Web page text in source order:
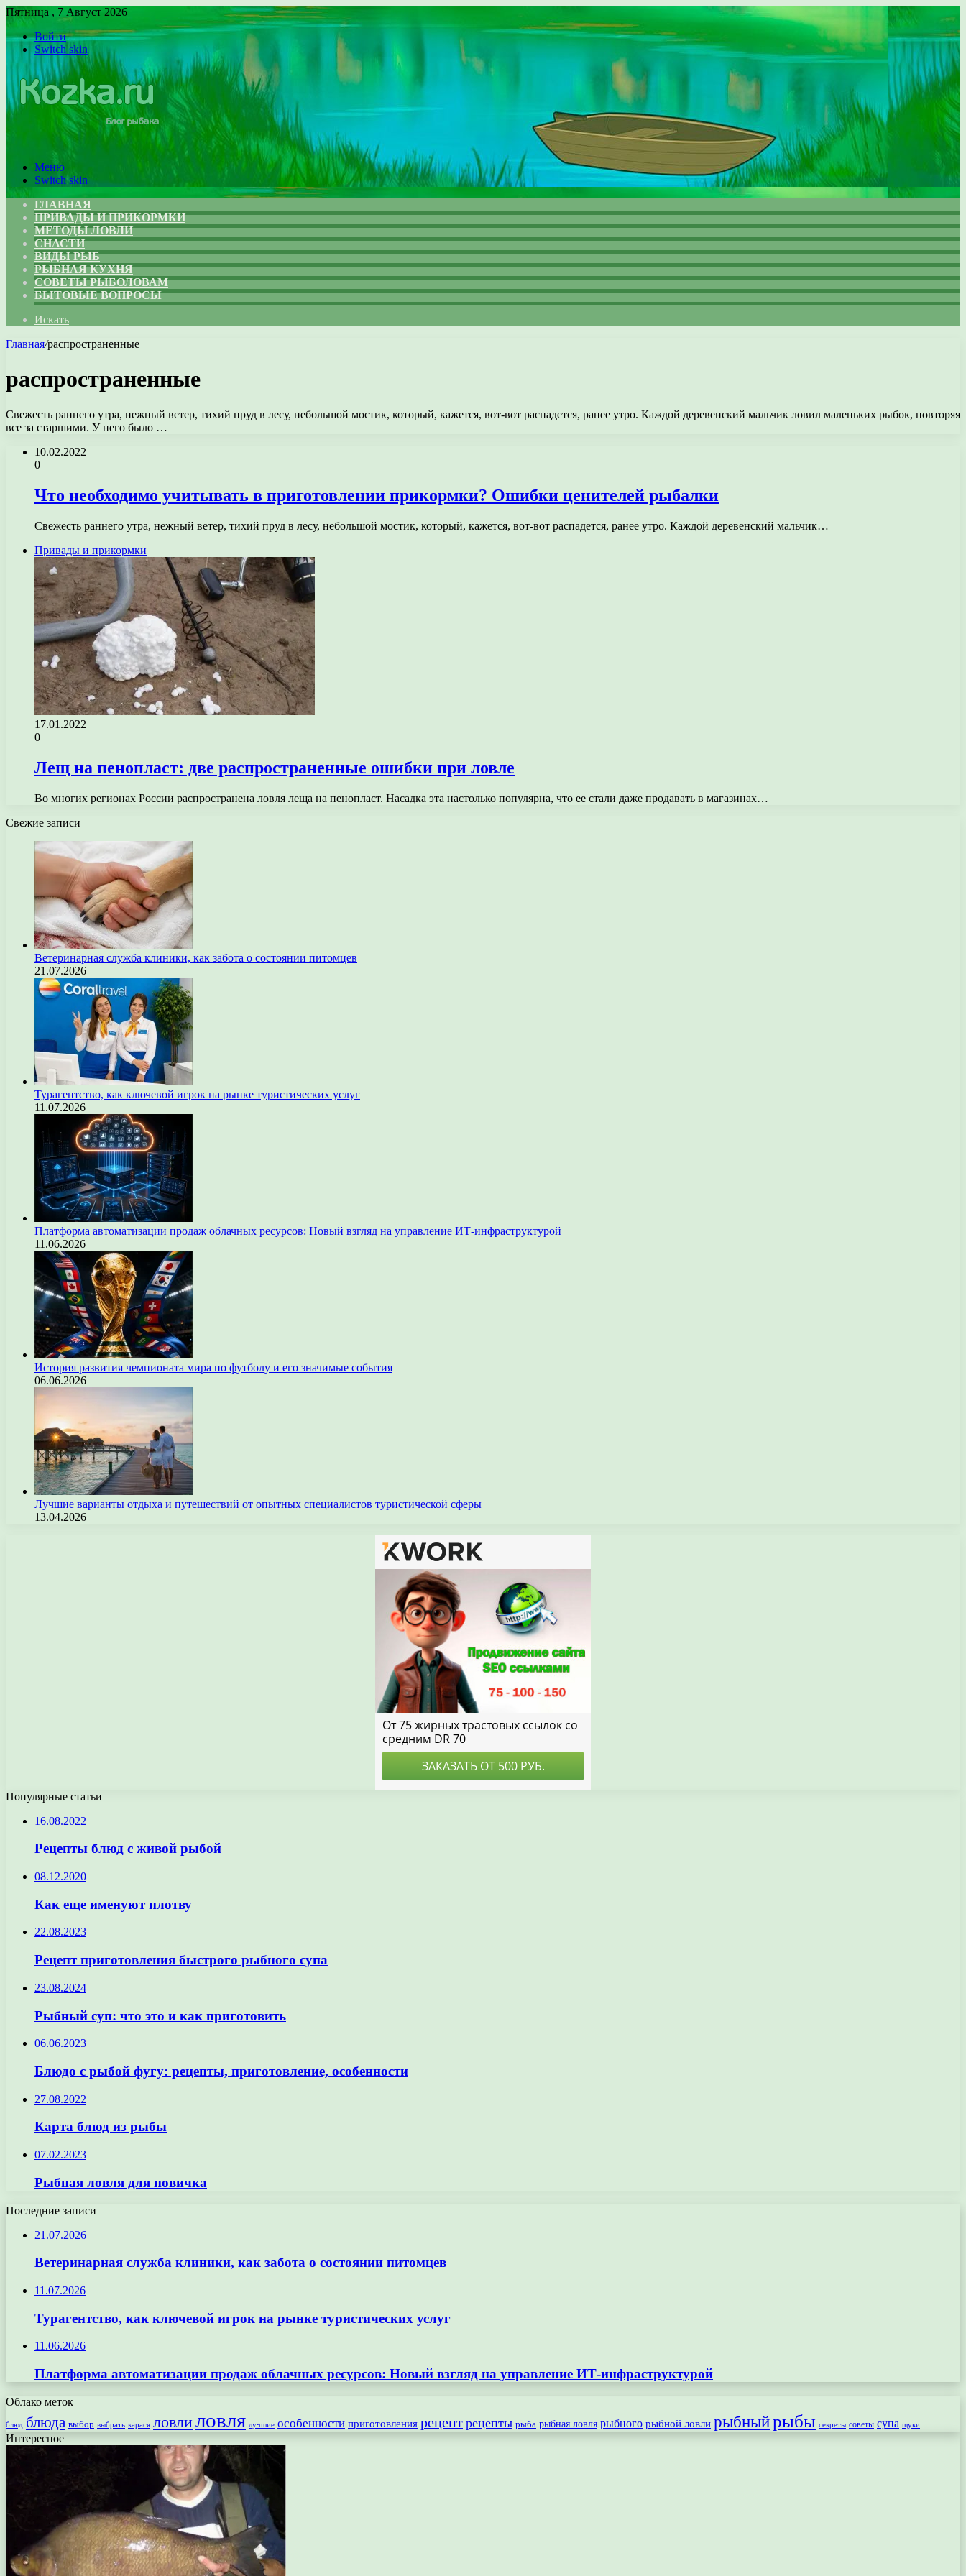
Пятница , 7 Август 2026
Войти
Switch skin
Меню
Switch skin
ГЛАВНАЯ
ПРИВАДЫ И ПРИКОРМКИ
МЕТОДЫ ЛОВЛИ
СНАСТИ
ВИДЫ РЫБ
РЫБНАЯ КУХНЯ
СОВЕТЫ РЫБОЛОВАМ
БЫТОВЫЕ ВОПРОСЫ
Искать
Главная/распространенные
распространенные
Свежесть раннего утра, нежный ветер, тихий пруд в лесу, небольшой мостик, который, кажется, вот-вот распадется, ранее утро. Каждой деревенский мальчик ловил маленьких рыбок, повторяя
все за старшими. У него было …
10.02.2022
0
Что необходимо учитывать в приготовлении прикормки? Ошибки ценителей рыбалки
Свежесть раннего утра, нежный ветер, тихий пруд в лесу, небольшой мостик, который, кажется, вот-вот распадется, ранее утро. Каждой деревенский мальчик…
Привады и прикормки
17.01.2022
0
Лещ на пенопласт: две распространенные ошибки при ловле
Во многих регионах России распространена ловля леща на пенопласт. Насадка эта настолько популярна, что ее стали даже продавать в магазинах…
Свежие записи
Ветеринарная служба клиники, как забота о состоянии питомцев
21.07.2026
Турагентство, как ключевой игрок на рынке туристических услуг
11.07.2026
Платформа автоматизации продаж облачных ресурсов: Новый взгляд на управление ИТ-инфраструктурой
11.06.2026
История развития чемпионата мира по футболу и его значимые события
06.06.2026
Лучшие варианты отдыха и путешествий от опытных специалистов туристической сферы
13.04.2026
Популярные статьи
16.08.2022
Рецепты блюд с живой рыбой
08.12.2020
Как еще именуют плотву
22.08.2023
Рецепт приготовления быстрого рыбного супа
23.08.2024
Рыбный суп: что это и как приготовить
06.06.2023
Блюдо с рыбой фугу: рецепты, приготовление, особенности
27.08.2022
Карта блюд из рыбы
07.02.2023
Рыбная ловля для новичка
Последние записи
21.07.2026
Ветеринарная служба клиники, как забота о состоянии питомцев
11.07.2026
Турагентство, как ключевой игрок на рынке туристических услуг
11.06.2026
Платформа автоматизации продаж облачных ресурсов: Новый взгляд на управление ИТ-инфраструктурой
Облако меток
блюд блюда выбор выбрать карася ловлиловля лучшие особенности приготовления рецепт рецепты рыба рыбная ловля рыбного рыбной ловли рыбныйрыбы секреты советы супа щуки
Интересное